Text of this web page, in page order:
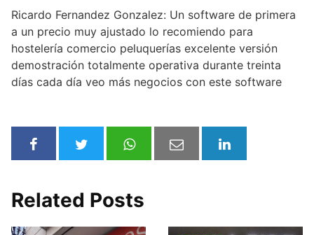
Ricardo Fernandez Gonzalez: Un software de primera
a un precio muy ajustado lo recomiendo para
hostelería comercio peluquerías excelente versión
demostración totalmente operativa durante treinta
días cada día veo más negocios con este software
Related Posts